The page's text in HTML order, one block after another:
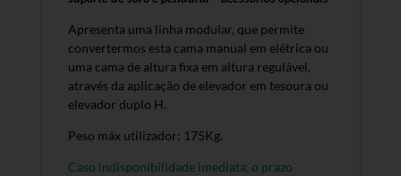
Apresenta uma linha modular, que permite
convertermos esta cama manual em elétrica ou
uma cama de altura fixa em altura regulável,
através da aplicação de elevador em tesoura ou
elevador duplo H.
Peso máx utilizador: 175Kg.
Caso indisponibilidade imediata, o prazo